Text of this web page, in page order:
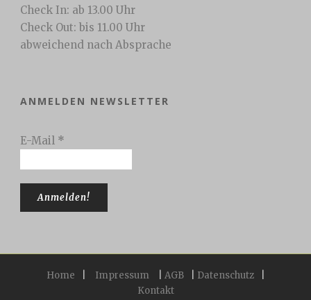
Check In: ab 13.00 Uhr
Check Out: bis 11.00 Uhr
abweichend nach Absprache
ANMELDEN NEWSLETTER
E-Mail *
Home Impressum AGB Datenschutz
Kontakt